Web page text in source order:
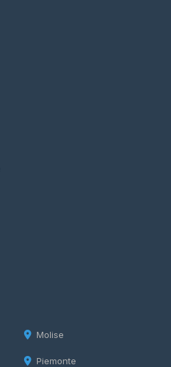
Molise
Piemonte